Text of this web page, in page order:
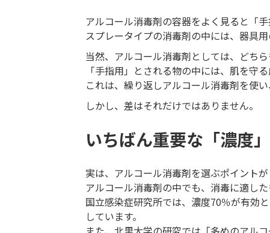
アルコール消毒剤の容器をよく見ると「
スプレータイプの消毒剤の中には、器具用
当然、アルコール消毒剤としては、どちら
「手指用」とされる物の中には、肌を守
これは、繰り返しアルコール消毒剤を使
しかし、差はそれだけではありません。
いちばん重要な「濃度」
実は、アルコール消毒剤を選ぶポイントが
アルコール消毒剤の中でも、消毒に適し
国立感染症研究所では、濃度70％が有効
しています。